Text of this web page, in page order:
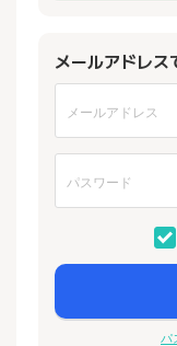
メールアドレス
パ